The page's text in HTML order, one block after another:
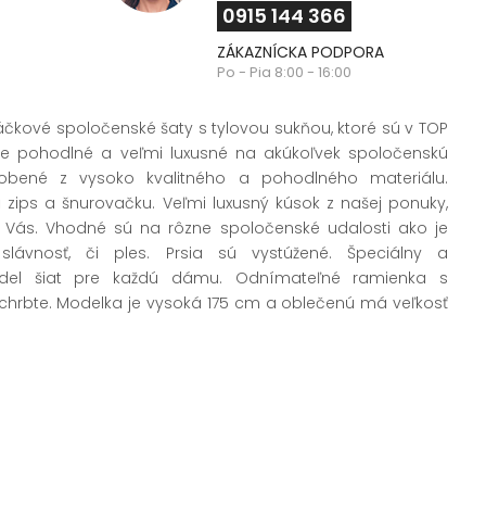
0915 144 366
ZÁKAZNÍCKA PODPORA
Po - Pia 8:00 - 16:00
spoločenské šaty s tylovou sukňou, ktoré sú v TOP
pohodlné a veľmi luxusné na akúkoľvek spoločenskú
z vysoko kvalitného a pohodlného materiálu.
a šnurovačku. Veľmi luxusný kúsok z našej ponuky,
Vhodné sú na rôzne spoločenské udalosti ako je
či ples. Prsia sú vystúžené. Špeciálny a
šiat pre každú dámu. Odnímateľné ramienka s
Modelka je vysoká 175 cm a oblečenú má veľkosť